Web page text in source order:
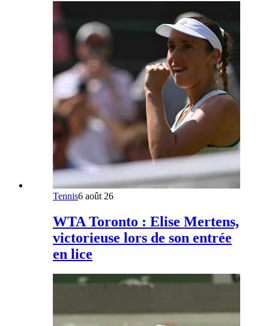
Tennis6 août 26
WTA Toronto : Elise Mertens,
victorieuse lors de son entrée
en lice